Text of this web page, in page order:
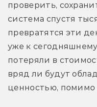
проверить,
система спустя
превратятся эти
уже к
потеряли в
вряд ли будут
ценностью, помимо